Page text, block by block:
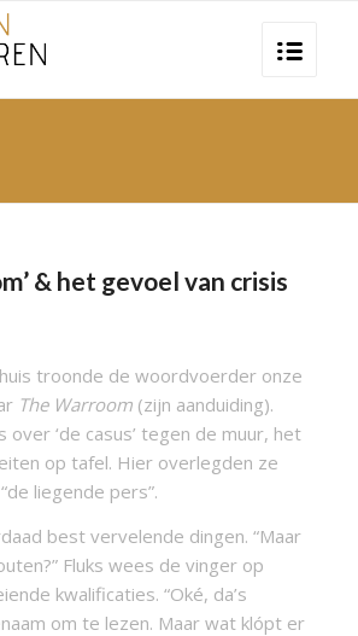
& het gevoel van crisis
troonde de woordvoerder onze
The Warroom(zijn aanduiding).
over ‘de casus’ tegen de muur, het
op tafel. Hier overlegden ze
liegende pers”.
best vervelende dingen. “Maar
Fluks wees de vinger op
kwalificaties. “Oké, da’s
om te lezen. Maar wat klópt er